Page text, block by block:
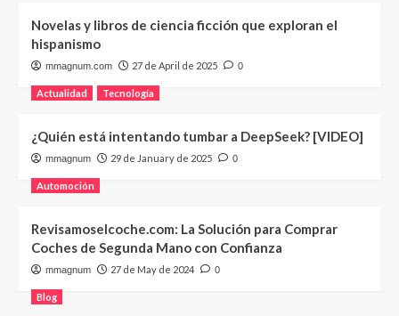
Novelas y libros de ciencia ficción que exploran el
hispanismo
mmagnum.com 27 de April de 2025 0
Actualidad Tecnología
¿Quién está intentando tumbar a DeepSeek? [VIDEO]
mmagnum 29 de January de 2025 0
Automoción
Revisamoselcoche.com: La Solución para Comprar
Coches de Segunda Mano con Confianza
mmagnum 27 de May de 2024 0
Blog